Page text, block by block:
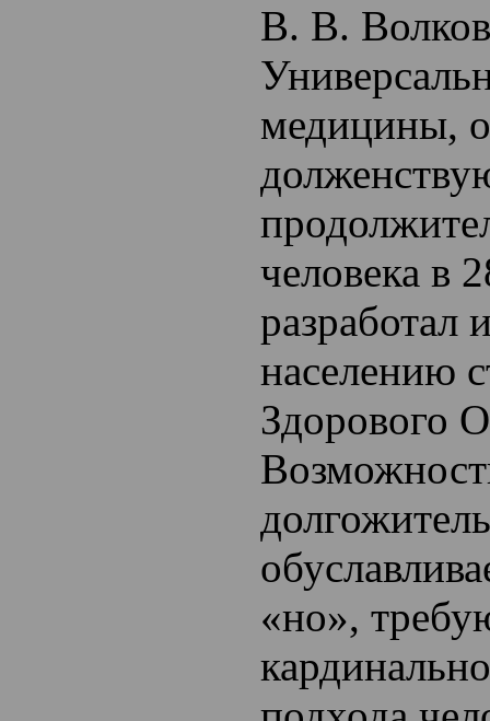
В. В.
медицины,
человека в
разработал
населению
Здорового
«но»,